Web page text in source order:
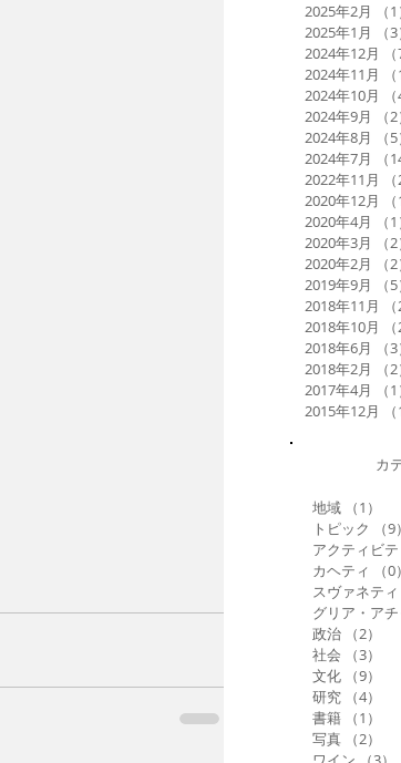
2025年2月 （1
2025年1月
（3
2024年12月
2024年11月
2024年10月
2024年9月
（2
2024年8月
（5
2024年7月
（
2022年11月
2020年12月
2020年4月
（1
2020年3月
（2
2020年2月
（2
2019年9月
（5
2018年11月
2018年10月
2018年6月
（3
2018年2月
（2
2017年4月
（1
2015年12月
カ
地域 （1）
トピック
（9）
アクティビテ
カヘティ
（0）
スヴァネティ
グリア・アチ
政治
（2）
社会
（3）
文化
（9）
研究
（4）
書籍
（1）
写真
（2）